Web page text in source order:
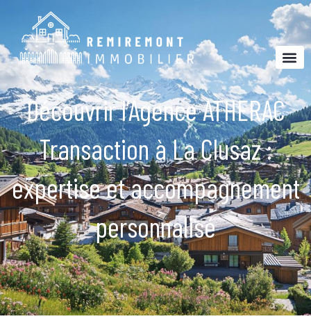
Découvrir l’Agence ATHERAC
Transaction à La Clusaz :
expertise et accompagnement
personnalisé